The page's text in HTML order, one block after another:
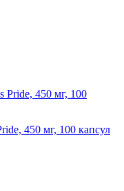
450 мг, 100 капсул